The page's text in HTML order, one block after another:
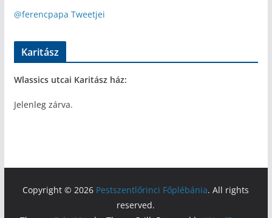
@ferencpapa Tweetjei
Karitász
Wlassics utcai Karitász ház:
Jelenleg zárva.
Copyright © 2026 Pestszentlőrinci Főplébánia. All rights
reserved.